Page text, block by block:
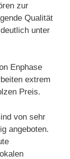
zur
Qualität
unter
Enphase
extrem
Preis​.
von sehr
angeboten.